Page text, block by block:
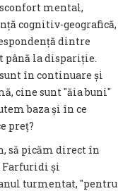
mental,
cognitiv-geografică,
dintre
până la dispariție.
în continuare și
cine sunt ″ăia buni″
baza și în ce
preț?
să picăm direct în
Farfuridi și
turmentat, ″pentru